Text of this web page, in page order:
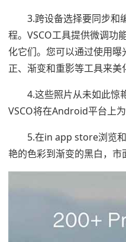
3.跨设备选择要同步和
程。VSCO工具提供微调功
化它们。您可以通过使用
正、渐变和重影等工具来美
4.这些照片从未如此惊
VSCO将在Android平台上
5.在in app store浏览
艳的色彩到渐变的黑白，市